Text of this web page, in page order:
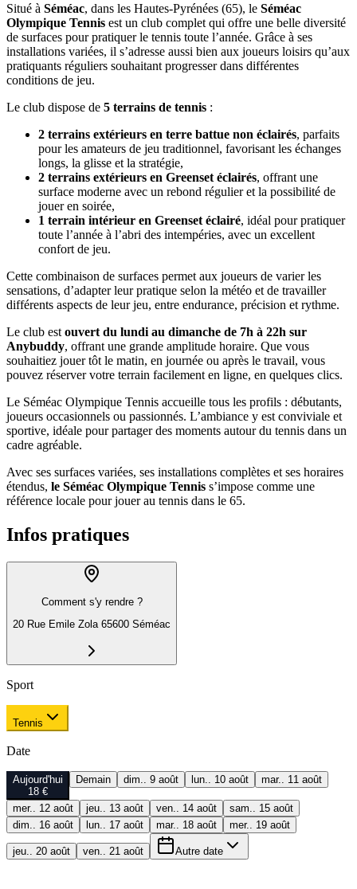
Situé à Séméac, dans les Hautes-Pyrénées (65), le Séméac
Olympique Tennis est un club complet qui offre une belle diversité
de surfaces pour pratiquer le tennis toute l’année. Grâce à ses
installations variées, il s’adresse aussi bien aux joueurs loisirs qu’aux
pratiquants réguliers souhaitant progresser dans différentes
conditions de jeu.
Le club dispose de 5 terrains de tennis :
2 terrains extérieurs en terre battue non éclairés, parfaits
pour les amateurs de jeu traditionnel, favorisant les échanges
longs, la glisse et la stratégie,
2 terrains extérieurs en Greenset éclairés, offrant une
surface moderne avec un rebond régulier et la possibilité de
jouer en soirée,
1 terrain intérieur en Greenset éclairé, idéal pour pratiquer
toute l’année à l’abri des intempéries, avec un excellent
confort de jeu.
Cette combinaison de surfaces permet aux joueurs de varier les
sensations, d’adapter leur pratique selon la météo et de travailler
différents aspects de leur jeu, entre endurance, précision et rythme.
Le club est ouvert du lundi au dimanche de 7h à 22h sur
Anybuddy, offrant une grande amplitude horaire. Que vous
souhaitiez jouer tôt le matin, en journée ou après le travail, vous
pouvez réserver votre terrain facilement en ligne, en quelques clics.
Le Séméac Olympique Tennis accueille tous les profils : débutants,
joueurs occasionnels ou passionnés. L’ambiance y est conviviale et
sportive, idéale pour partager des moments autour du tennis dans un
cadre agréable.
Avec ses surfaces variées, ses installations complètes et ses horaires
étendus, le Séméac Olympique Tennis s’impose comme une
référence locale pour jouer au tennis dans le 65.
Infos pratiques
Comment s'y rendre ?
20 Rue Emile Zola 65600 Séméac
Sport
Tennis
Date
Aujourd'hui
18 €
Demain dim.. 9 août lun.. 10 août mar.. 11 août
mer.. 12 août jeu.. 13 août ven.. 14 août
sam.. 15 août
dim.. 16 août
lun.. 17 août mar.. 18 août mer.. 19 août
jeu.. 20 août ven.. 21 août Autre date